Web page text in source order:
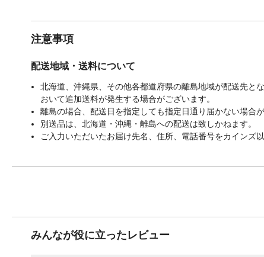
注意事項
配送地域・送料について
北海道、沖縄県、その他各都道府県の離島地域が配送先と
おいて追加送料が発生する場合がございます。
離島の場合、配送日を指定しても指定日通り届かない場合が
別送品は、北海道・沖縄・離島への配送は致しかねます。
ご入力いただいたお届け先名、住所、電話番号をカインズ
みんなが役に立ったレビュー